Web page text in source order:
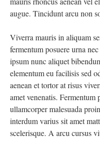
augue. Tincidunt arcu non
Viverra mauris in aliquam
fermentum posuere urna
ipsum nunc aliquet
elementum eu facilisis sed
aenean et tortor at risus
amet venenatis.
ullamcorper malesuada
interdum varius sit amet
scelerisque. A arcu cursus